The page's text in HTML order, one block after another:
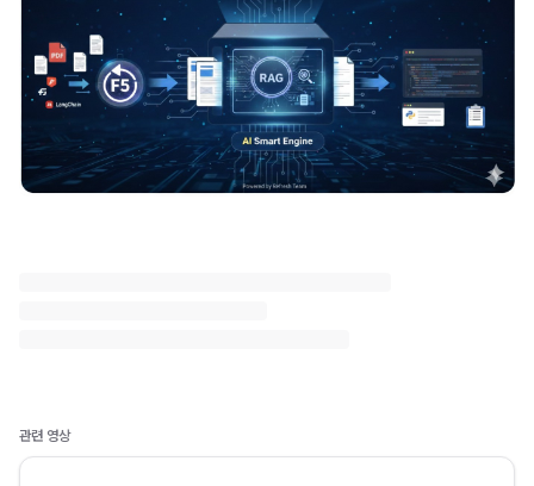
관련 영상